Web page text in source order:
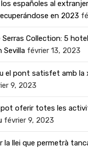
españoles al
en 2023
Serras Collection: 5
Sevilla février 13, 2023
el pont satisfet amb la
9, 2023
pot oferir totes les
février 9, 2023
la llei que permetrà